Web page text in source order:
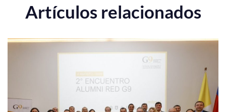
Artículos relacionados